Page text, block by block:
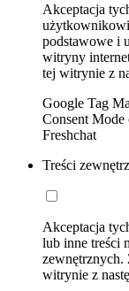
Akceptacja
podstawowe i
witryny
tej witrynie z
Google Tag
Consent
Freshchat
Treści
Akceptacja
lub inne treści
zewnętrznych.
witrynie z